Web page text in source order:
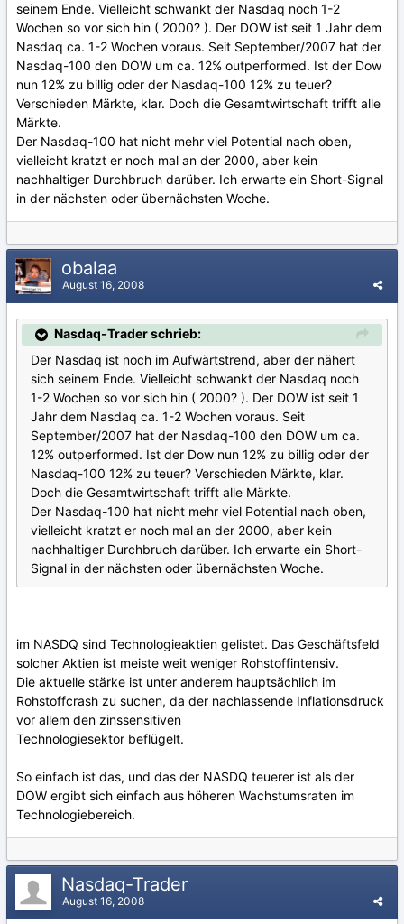
seinem Ende. Vielleicht schwankt der Nasdaq noch 1-2
Wochen so vor sich hin ( 2000? ). Der DOW ist seit 1 Jahr dem
Nasdaq ca. 1-2 Wochen voraus. Seit September/2007 hat der
Nasdaq-100 den DOW um ca. 12% outperformed. Ist der Dow
nun 12% zu billig oder der Nasdaq-100 12% zu teuer?
Verschieden Märkte, klar. Doch die Gesamtwirtschaft trifft alle
Märkte.
Der Nasdaq-100 hat nicht mehr viel Potential nach oben,
vielleicht kratzt er noch mal an der 2000, aber kein
nachhaltiger Durchbruch darüber. Ich erwarte ein Short-Signal
in der nächsten oder übernächsten Woche.
obalaa
August 16, 2008
Nasdaq-Trader schrieb:
Der Nasdaq ist noch im Aufwärtstrend, aber der nähert
sich seinem Ende. Vielleicht schwankt der Nasdaq noch
1-2 Wochen so vor sich hin ( 2000? ). Der DOW ist seit 1
Jahr dem Nasdaq ca. 1-2 Wochen voraus. Seit
September/2007 hat der Nasdaq-100 den DOW um ca.
12% outperformed. Ist der Dow nun 12% zu billig oder der
Nasdaq-100 12% zu teuer? Verschieden Märkte, klar.
Doch die Gesamtwirtschaft trifft alle Märkte.
Der Nasdaq-100 hat nicht mehr viel Potential nach oben,
vielleicht kratzt er noch mal an der 2000, aber kein
nachhaltiger Durchbruch darüber. Ich erwarte ein Short-
Signal in der nächsten oder übernächsten Woche.
im NASDQ sind Technologieaktien gelistet. Das Geschäftsfeld
solcher Aktien ist meiste weit weniger Rohstoffintensiv.
Die aktuelle stärke ist unter anderem hauptsächlich im
Rohstoffcrash zu suchen, da der nachlassende Inflationsdruck
vor allem den zinssensitiven
Technologiesektor beflügelt.
So einfach ist das, und das der NASDQ teuerer ist als der
DOW ergibt sich einfach aus höheren Wachstumsraten im
Technologiebereich.
Nasdaq-Trader
August 16, 2008